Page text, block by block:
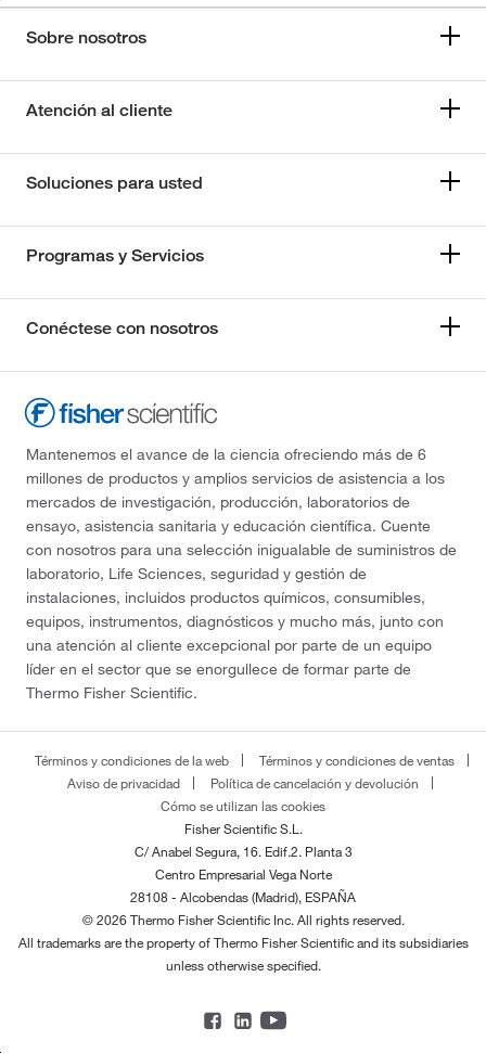
Sobre nosotros
Atención al cliente
Soluciones para usted
Programas y Servicios
Conéctese con nosotros
Mantenemos el avance de la ciencia ofreciendo más de 6
millones de productos y amplios servicios de asistencia a los
mercados de investigación, producción, laboratorios de
ensayo, asistencia sanitaria y educación científica. Cuente
con nosotros para una selección inigualable de suministros de
laboratorio, Life Sciences, seguridad y gestión de
instalaciones, incluidos productos químicos, consumibles,
equipos, instrumentos, diagnósticos y mucho más, junto con
una atención al cliente excepcional por parte de un equipo
líder en el sector que se enorgullece de formar parte de
Thermo Fisher Scientific.
Términos y condiciones de la web
Términos y condiciones de ventas
Aviso de privacidad
Política de cancelación y devolución
Cómo se utilizan las cookies
Fisher Scientific S.L.
C/ Anabel Segura, 16. Edif.2. Planta 3
Centro Empresarial Vega Norte
28108 - Alcobendas (Madrid), ESPAÑA
© 2026 Thermo Fisher Scientific Inc. All rights reserved.
All trademarks are the property of Thermo Fisher Scientific and its subsidiaries
unless otherwise specified.